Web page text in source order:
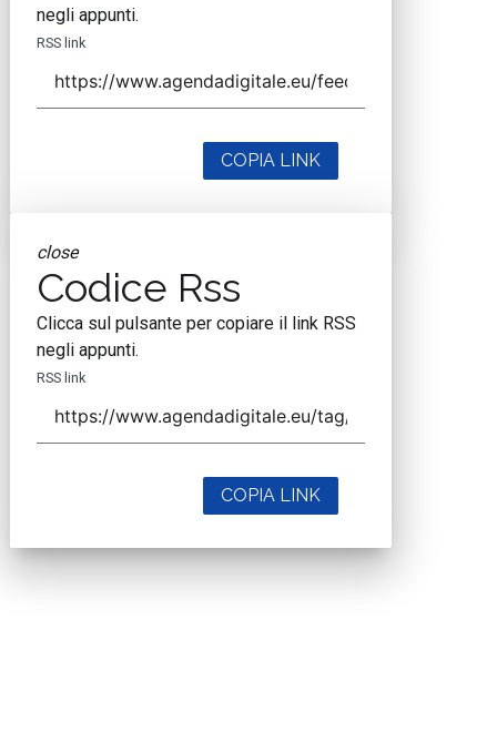
negli appunti.
RSS link
COPIA LINK
close
Codice Rss
Clicca sul pulsante per copiare il link RSS
negli appunti.
RSS link
COPIA LINK